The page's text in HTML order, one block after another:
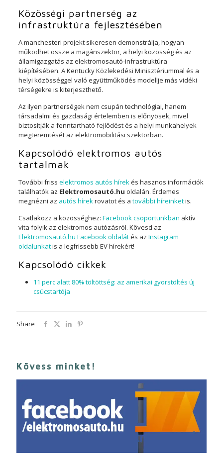
Közösségi partnerség az
infrastruktúra fejlesztésében
A manchesteri projekt sikeresen demonstrálja, hogyan
működhet össze a magánszektor, a helyi közösség és az
államigazgatás az elektromosautó-infrastruktúra
kiépítésében. A Kentucky Közlekedési Minisztériummal és a
helyi közösséggel való együttműködés modellje más vidéki
térségekre is kiterjeszthető.
Az ilyen partnerségek nem csupán technológiai, hanem
társadalmi és gazdasági értelemben is előnyösek, mivel
biztosítják a fenntartható fejlődést és a helyi munkahelyek
megteremtését az elektromobilitási szektorban.
Kapcsolódó elektromos autós
tartalmak
További friss elektromos autós hírekés hasznos információk
találhatók az Elektromosautó.hu oldalán. Érdemes
megnézni az autós hírekrovatot és a további híreinketis.
Csatlakozz a közösséghez: Facebook csoportunkban aktív
vita folyik az elektromos autózásról. Kövesd az
Elektromosautó.hu Facebook oldalátés az Instagram
oldalunkatis a legfrissebb EV hírekért!
Kapcsolódó cikkek
11 perc alatt 80% töltöttség: az amerikai gyorstöltés új
csúcstartója
Share
Kövess minket!